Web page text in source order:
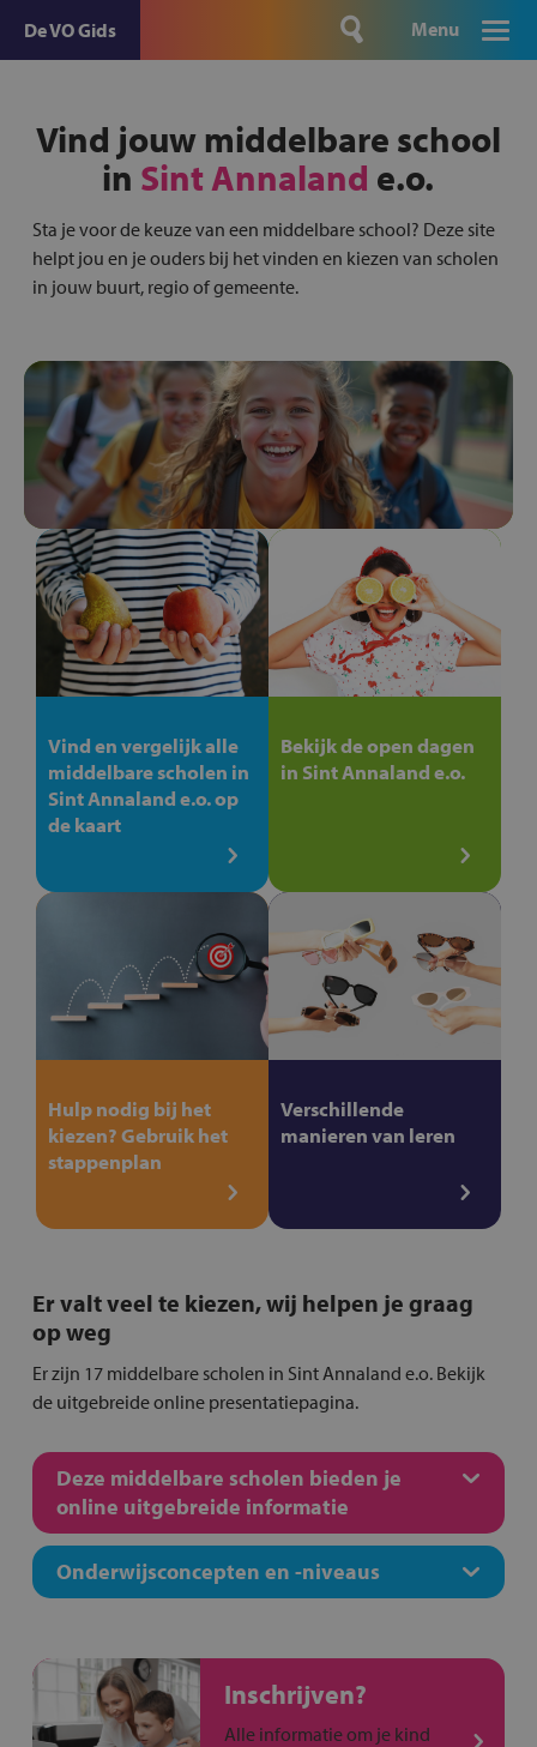
De VO Gids Menu
Vind jouw middelbare school
in Sint Annaland e.o.
Sta je voor de keuze van een middelbare school? Deze site
helpt jou en je ouders bij het vinden en kiezen van scholen
in jouw buurt, regio of gemeente.
Vind en vergelijk alle
middelbare scholen in
Sint Annaland e.o. op
de kaart
Bekijk de open dagen
in Sint Annaland e.o.
Hulp nodig bij het
kiezen? Gebruik het
stappenplan
Verschillende
manieren van leren
Er valt veel te kiezen, wij helpen je graag
op weg
Er zijn 17 middelbare scholen in Sint Annaland e.o. Bekijk
de uitgebreide online presentatiepagina.
Deze middelbare scholen bieden je
online uitgebreide informatie
Onderwijsconcepten en -niveaus
Inschrijven?
Alle informatie om je kind